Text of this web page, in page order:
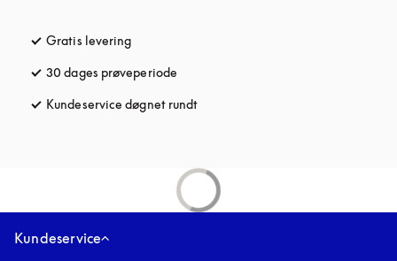
Gratis levering
30 dages prøveperiode
Kundeservice døgnet rundt
Kundeservice